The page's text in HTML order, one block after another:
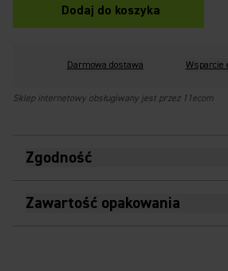
Dodaj do koszyka
Darmowa dostawa Wsparcie
Sklep internetowy obsługiwany jest przez 11ecom
Zgodność
Zawartość opakowania